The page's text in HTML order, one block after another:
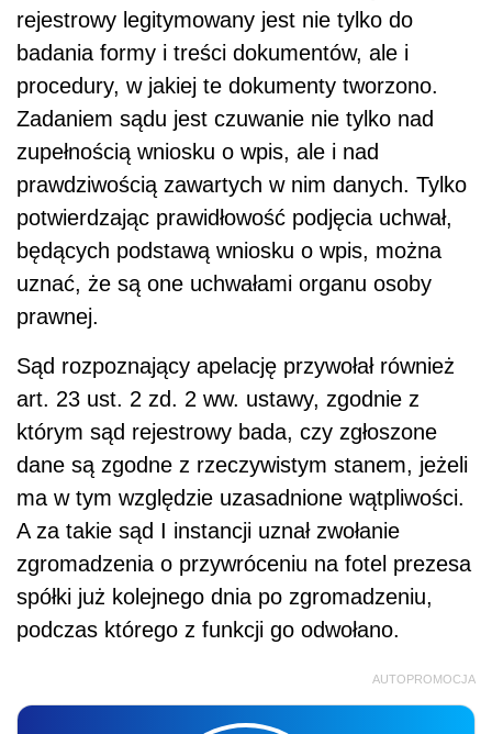
rejestrowy legitymowany jest nie tylko do
badania formy i treści dokumentów, ale i
procedury, w jakiej te dokumenty tworzono.
Zadaniem sądu jest czuwanie nie tylko nad
zupełnością wniosku o wpis, ale i nad
prawdziwością zawartych w nim danych. Tylko
potwierdzając prawidłowość podjęcia uchwał,
będących podstawą wniosku o wpis, można
uznać, że są one uchwałami organu osoby
prawnej.
Sąd rozpoznający apelację przywołał również
art. 23 ust. 2 zd. 2 ww. ustawy, zgodnie z
którym sąd rejestrowy bada, czy zgłoszone
dane są zgodne z rzeczywistym stanem, jeżeli
ma w tym względzie uzasadnione wątpliwości.
A za takie sąd I instancji uznał zwołanie
zgromadzenia o przywróceniu na fotel prezesa
spółki już kolejnego dnia po zgromadzeniu,
podczas którego z funkcji go odwołano.
AUTOPROMOCJA